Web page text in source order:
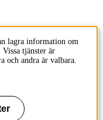
lagra information om
tjänster är
och andra är valbara.